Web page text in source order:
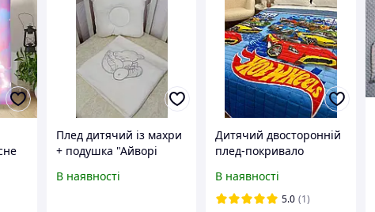
Плед дитячий із махри
+ подушка "Айворі
В наявності
Дитячий двосторонній
плед-покривало
Wheels з 100% бавовни
В наявності
5.0 (1)